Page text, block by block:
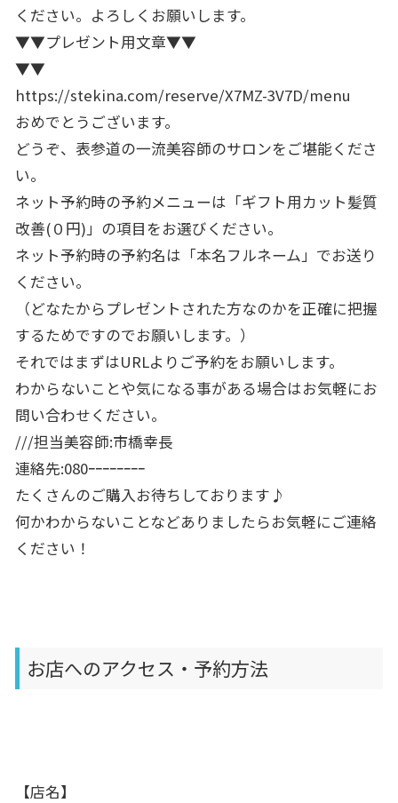
く ださい。よろしくお願いします。
▼▼プレゼント用文章▼▼
▼▼
https://stekina.com/reserve/X7MZ-3V7D/menu
おめでとうございます。
どうぞ、表参道の一流美容師のサロンをご堪能くださ
い。
ネット予約時の予約メニューは「ギフト用カット髪質
改善(０円) 」の項目をお選びください。
ネット予約時の予約名は「本名フルネーム」でお送り
ください。
（どなたからプレゼントされた方なのかを正確に把握
するためですのでお願いします。）
それではまずはURLよりご予約をお願いします。
わからないことや気になる事がある場合はお気軽にお
問い合わせく ださい。
///担当美容師:市橋幸長
連絡先:080ｰｰｰｰｰｰｰｰ
たくさんのご購入お待ちしております♪
何かわからないことなどありましたらお気軽にご連絡
ください！
お店へのアクセス・予約方法
【店名】